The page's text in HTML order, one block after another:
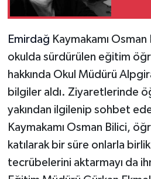
Emirdağ Kaymakamı
okulda sürdürülen eğitim
hakkında Okul Müdürü
bilgiler aldı. Ziyaretlerinde
yakından ilgilenip sohbet
Kaymakamı Osman Bilici,
katılarak bir süre onlarla
tecrübelerini aktarmayı da